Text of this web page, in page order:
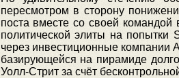
пересмотром в сторону
поста вместе со своей
политической элиты на попытки
через инвестиционные
базирующейся на пирамиде
Уолл-Стрит за счёт